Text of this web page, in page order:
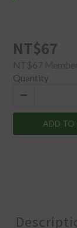
NT$67
Quantity
ADD TO